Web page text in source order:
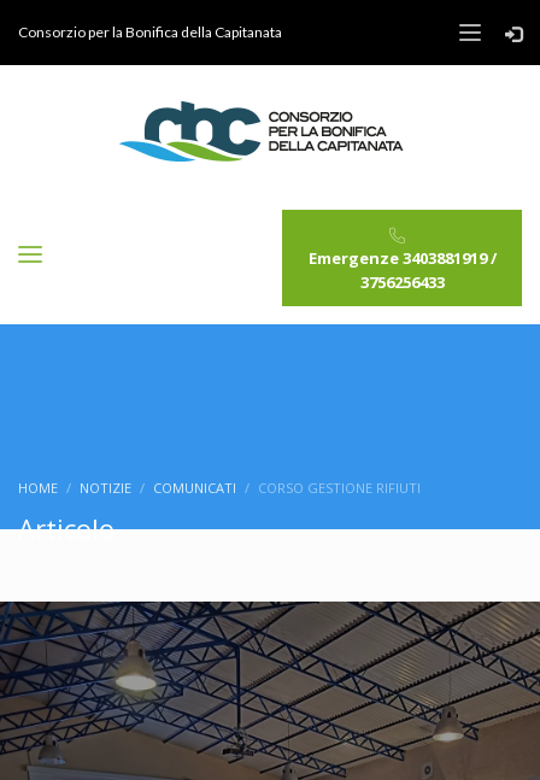
Consorzio per la Bonifica della Capitanata
Emergenze 3403881919 /
3756256433
HOME NOTIZIE COMUNICATI CORSO GESTIONE RIFIUTI
Articolo